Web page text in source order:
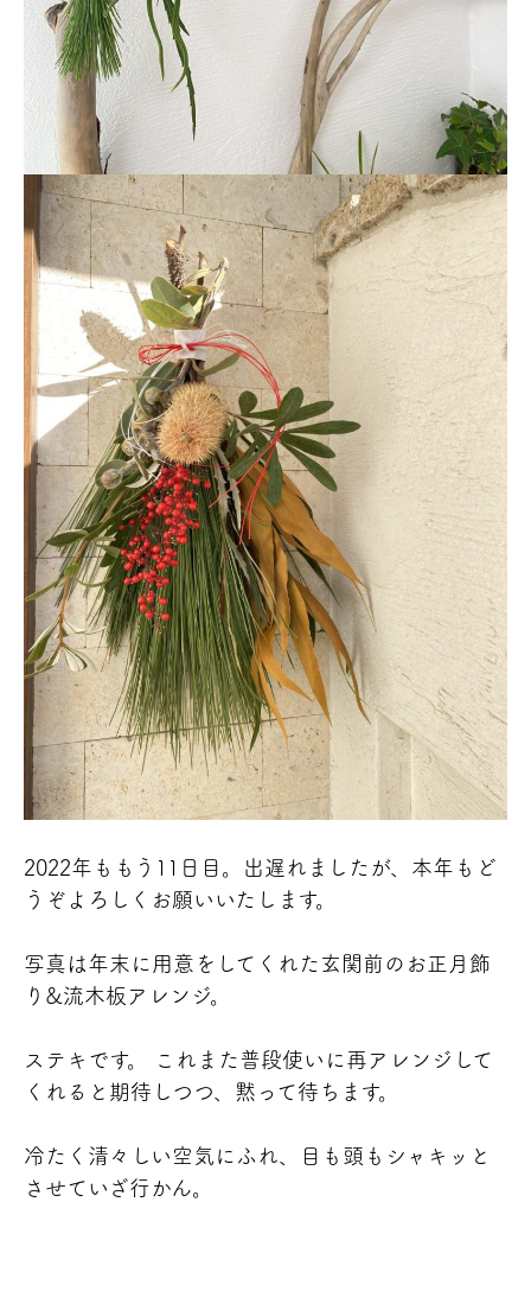
2022年ももう11日目。出遅れましたが、本年もど
うぞよろしくお願いいたします。
写真は年末に用意をしてくれた玄関前のお正月飾
り&流木板アレンジ。
ステキです。 これまた普段使いに再アレンジして
くれると期待しつつ、黙って待ちます。
冷たく清々しい空気にふれ、目も頭もシャキッと
させていざ行かん。